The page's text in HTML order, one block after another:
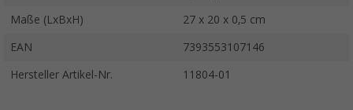
Maße (LxBxH) 27 x 20 x 0,5 cm
EAN 7393553107146
Hersteller Artikel-Nr. 11804-01